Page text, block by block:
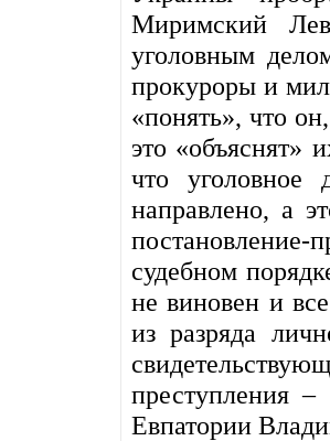
Миримский
уголовным
прокуроры и
«понять», что
это «объяснят»
что
направлено, а
судебном
не виновен и
из разряда
преступления –
Евпатории